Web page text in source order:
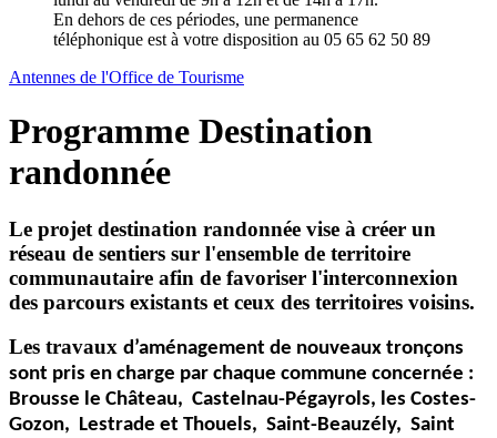
En dehors de ces périodes, une permanence
téléphonique est à votre disposition au 05 65 62 50 89
Antennes de l'Office de Tourisme
Programme Destination
randonnée
Le projet destination randonnée vise à créer un
réseau de sentiers sur l'ensemble de territoire
communautaire afin de favoriser l'interconnexion
des parcours existants et ceux des territoires voisins.
Les travaux d’aménagement de nouveaux tronçons
sont pris en charge par chaque commune concernée :
Brousse le Château, Castelnau-Pégayrols, les Costes-
Gozon, Lestrade et Thouels, Saint-Beauzély, Saint